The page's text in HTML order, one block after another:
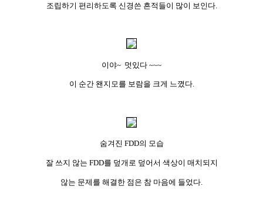
조립하기 편리하도록 신경쓴 흔적들이 많이 보인다.
이야~ 멋있다 ~~~
이 순간 왠지모를 보람을 크게 느꼈다.
숨겨진 FDD의 모습
잘 쓰지 않는 FDD를 덮개로 덮어서 색상이 매치되지
않는 문제를 해결한 점은 참 마음에 들었다.